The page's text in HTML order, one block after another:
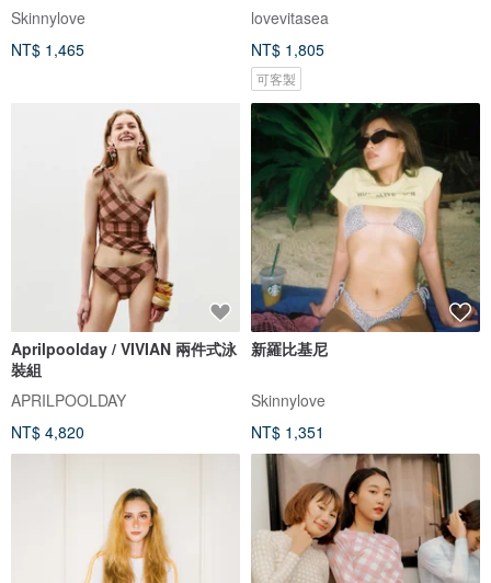
Skinnylove
NT$ 1,465
lovevitasea
NT$ 1,805
可客製
Aprilpoolday / VIVIAN 兩件式泳
裝組
APRILPOOLDAY
NT$ 4,820
新羅比基尼
Skinnylove
NT$ 1,351